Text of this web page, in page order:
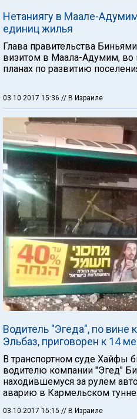
Нетаниягу в Маале-
единиц жилья
Глава правительства
визитом в Маала-Адумим, во
планах по развитию
03.10.2017 15:36 // В Израиле
Водитель "Эгеда", по вине
Эльбаз, приговорен к 14
В транспортном суде Хайфы
водителю компании "Эгед"
находившемуся за рулем
аварию в Кармельском
03.10.2017 15:15 // В Израиле